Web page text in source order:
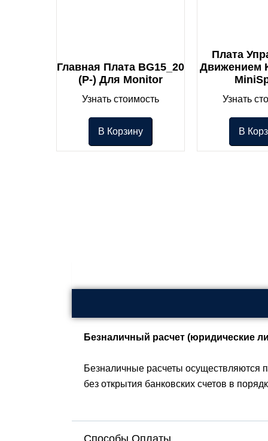
Главная Плата BG15_20
(P-) Для Monitor
Узнать стоимость
В Корзину
Плата
Движением
Узнать
В
Безналичный расчет (юридические
Безналичные расчеты осуществляются
без открытия банковских счетов в
Способы Оплаты